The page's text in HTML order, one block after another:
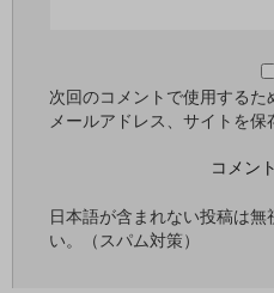
次回のコメントで使用するた
メールアドレス、サイトを保
日本語が含まれない投稿は
い。（スパム対策）